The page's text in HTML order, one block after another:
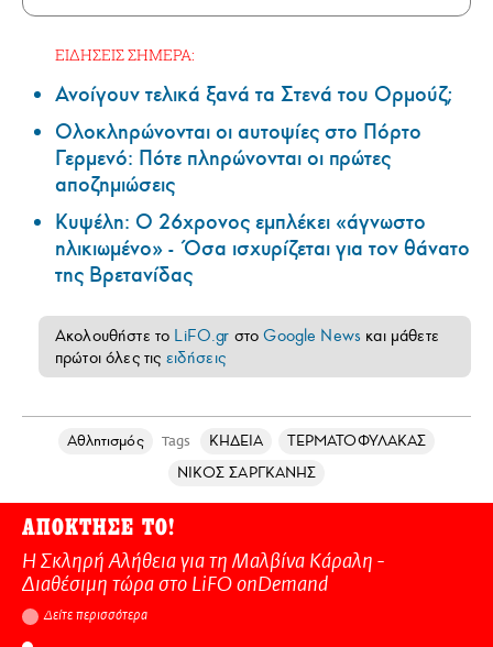
ΕΙΔΗΣΕΙΣ ΣΗΜΕΡΑ:
Ανοίγουν τελικά ξανά τα Στενά του Ορμούζ;
Ολοκληρώνονται οι αυτοψίες στο Πόρτο
Γερμενό: Πότε πληρώνονται οι πρώτες
αποζημιώσεις
Κυψέλη: Ο 26χρονος εμπλέκει «άγνωστο
ηλικιωμένο» - Όσα ισχυρίζεται για τον θάνατο
της Βρετανίδας
Ακολουθήστε το LiFO.gr στοGoogle News και μάθετε
πρώτοι όλες τις ειδήσεις
Αθλητισμός Tags ΚΗΔΕΙΑ
ΤΕΡΜΑΤΟΦΥΛΑΚΑΣ
ΝΙΚΟΣ ΣΑΡΓΚΑΝΗΣ
ΑΠΟΚΤΗΣΕ ΤΟ!
Η Σκληρή Αλήθεια για τη Μαλβίνα Κάραλη -
Διαθέσιμη τώρα στo LiFO onDemand
Δείτε περισσότερα